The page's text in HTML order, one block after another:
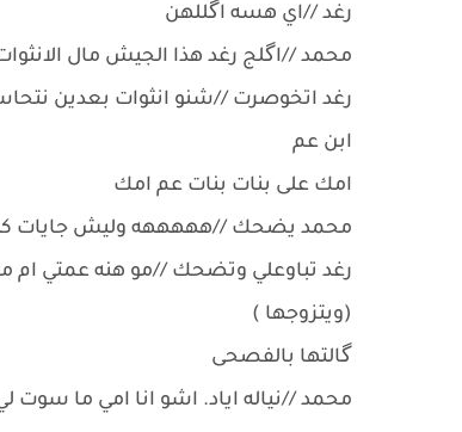
رغد //اي هسه اگللهن
محمد //اگلج رغد هذا الجيش مال
رغد اتخوصرت //شنو انثوات بعدين
ابن عم
امك على بنات بنات عم امك
محمد يضحك //هههههه وليش جايات
رغد تباوعلي وتضحك //مو هنه عمتي ام
(ويتزوجها )
گالتها بالفصحى
محمد //نياله اياد. اشو انا امي ما سوت